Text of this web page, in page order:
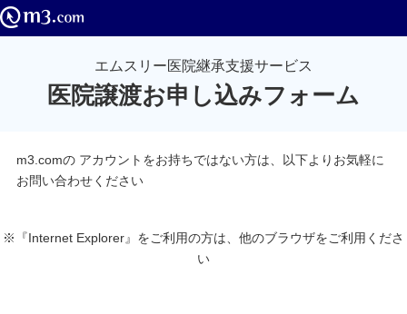
エムスリー医院継承支援サービス
医院譲渡お申し込みフォーム
m3.comの アカウントをお持ちではない方は、以下よりお気軽に
お問い合わせください
※『Internet Explorer』をご利用の方は、他のブラウザをご利用くださ
い